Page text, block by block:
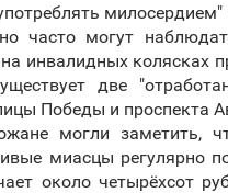
часто могут
инвалидных колясках
две
Победы и проспекта
могли заметить,
миасцы регулярно
около четырёхсот